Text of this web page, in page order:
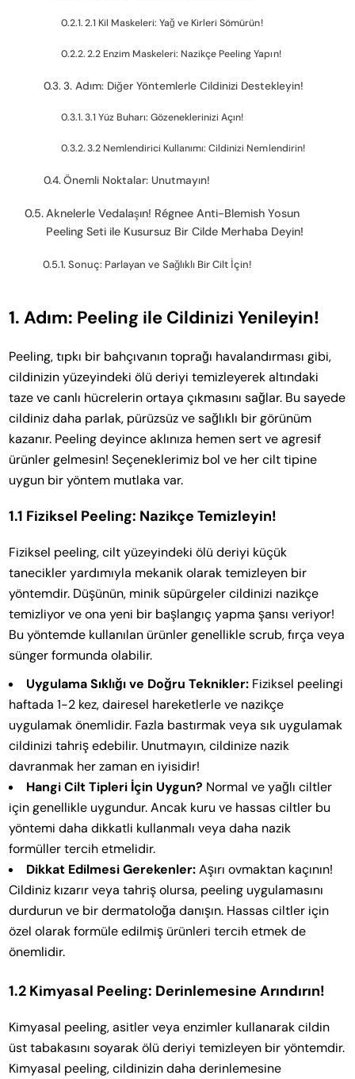
2.1 Kil Maskeleri: Yağ ve Kirleri Sömürün!
2.2 Enzim Maskeleri: Nazikçe Peeling Yapın!
3. Adım: Diğer Yöntemlerle Cildinizi Destekleyin!
3.1 Yüz Buharı: Gözeneklerinizi Açın!
3.2 Nemlendirici Kullanımı: Cildinizi Nemlendirin!
Önemli Noktalar: Unutmayın!
Aknelerle Vedalaşın! Régnee Anti-Blemish Yosun
Peeling Seti ile Kusursuz Bir Cilde Merhaba Deyin!
Sonuç: Parlayan ve Sağlıklı Bir Cilt İçin!
1. Adım: Peeling ile Cildinizi Yenileyin!
Peeling, tıpkı bir bahçıvanın toprağı havalandırması gibi,
cildinizin yüzeyindeki ölü deriyi temizleyerek altındaki
taze ve canlı hücrelerin ortaya çıkmasını sağlar. Bu sayede
cildiniz daha parlak, pürüzsüz ve sağlıklı bir görünüm
kazanır. Peeling deyince aklınıza hemen sert ve agresif
ürünler gelmesin! Seçeneklerimiz bol ve her cilt tipine
uygun bir yöntem mutlaka var.
1.1 Fiziksel Peeling: Nazikçe Temizleyin!
Fiziksel peeling, cilt yüzeyindeki ölü deriyi küçük
tanecikler yardımıyla mekanik olarak temizleyen bir
yöntemdir. Düşünün, minik süpürgeler cildinizi nazikçe
temizliyor ve ona yeni bir başlangıç yapma şansı veriyor!
Bu yöntemde kullanılan ürünler genellikle scrub, fırça veya
sünger formunda olabilir.
Uygulama Sıklığı ve Doğru Teknikler: Fiziksel peelingi
haftada 1-2 kez, dairesel hareketlerle ve nazikçe
uygulamak önemlidir. Fazla bastırmak veya sık uygulamak
cildinizi tahriş edebilir. Unutmayın, cildinize nazik
davranmak her zaman en iyisidir!
Hangi Cilt Tipleri İçin Uygun? Normal ve yağlı ciltler
için genellikle uygundur. Ancak kuru ve hassas ciltler bu
yöntemi daha dikkatli kullanmalı veya daha nazik
formüller tercih etmelidir.
Dikkat Edilmesi Gerekenler:Aşırı ovmaktan kaçının!
Cildiniz kızarır veya tahriş olursa, peeling uygulamasını
durdurun ve bir dermatoloğa danışın. Hassas ciltler için
özel olarak formüle edilmiş ürünleri tercih etmek de
önemlidir.
1.2 Kimyasal Peeling: Derinlemesine Arındırın!
Kimyasal peeling, asitler veya enzimler kullanarak cildin
üst tabakasını soyarak ölü deriyi temizleyen bir yöntemdir.
Kimyasal peeling, cildinizin daha derinlemesine